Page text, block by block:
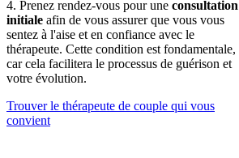
4. Prenez rendez-vous pour une consultation
initiale afin de vous assurer que vous vous
sentez à l'aise et en confiance avec le
thérapeute. Cette condition est fondamentale,
car cela facilitera le processus de guérison et
votre évolution.
Trouver le thérapeute de couple qui vous
convient